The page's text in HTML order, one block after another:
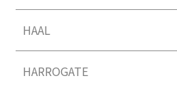
HAAL
HARROGATE